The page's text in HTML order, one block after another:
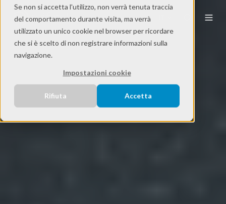
Se non si accetta l'utilizzo, non verrà tenuta traccia
del comportamento durante visita, ma verrà
utilizzato un unico cookie nel browser per ricordare
che si è scelto di non registrare informazioni sulla
navigazione.
Impostazioni cookie
Rifiuta Accetta